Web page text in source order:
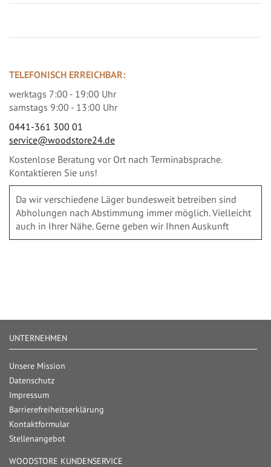
TELEFONISCH ERREICHBAR:
werktags 7:00 - 19:00 Uhr
samstags 9:00 - 13:00 Uhr
0441-361 300 01
service@woodstore24.de
Kostenlose Beratung vor Ort nach Terminabsprache.
Kontaktieren Sie uns!
Da wir verschiedene Läger bundesweit betreiben sind
Abholungen nach Abstimmung immer möglich. Vielleicht
auch in Ihrer Nähe. Gerne geben wir Ihnen Auskunft
UNTERNEHMEN
Unsere Mission
Datenschutz
Impressum
Barrierefreiheitserklärung
Kontaktformular
Stellenangebot
WOODSTORE KUNDENSERVICE